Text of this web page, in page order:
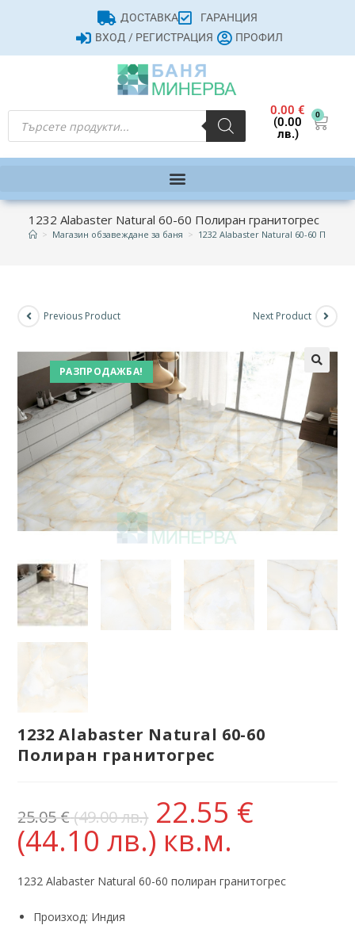
ДОСТАВКА
ГАРАНЦИЯ
ВХОД / РЕГИСТРАЦИЯ
ПРОФИЛ
0.00€
(0.00
лв.)
0
1232 Alabaster Natural 60-60 Полиран гранитогрес
> Магазин обзавеждане за баня > 1232 Alabaster Natural 60-60
РАЗПРОДАЖБА!
Previous Product Next Product
1232 Alabaster Natural 60-60
Полиран гранитогрес
25.05€(49.00 лв.) 22.55 €
(44.10 лв.) кв.м.
1232 Alabaster Natural 60-60 полиран гранитогрес
Произход: Индия